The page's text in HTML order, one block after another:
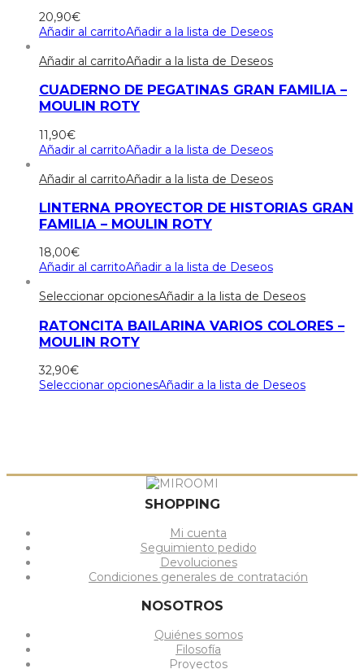
20,90€
Añadir al carritoAñadir a la lista de Deseos
Añadir al carritoAñadir a la lista de Deseos
CUADERNO DE PEGATINAS GRAN FAMILIA –
MOULIN ROTY
11,90€
Añadir al carritoAñadir a la lista de Deseos
Añadir al carritoAñadir a la lista de Deseos
LINTERNA PROYECTOR DE HISTORIAS GRAN
FAMILIA – MOULIN ROTY
18,00€
Añadir al carritoAñadir a la lista de Deseos
Seleccionar opcionesAñadir a la lista de Deseos
RATONCITA BAILARINA VARIOS COLORES –
MOULIN ROTY
32,90€
Seleccionar opcionesAñadir a la lista de Deseos
SHOPPING
Mi cuenta
Seguimiento pedido
Devoluciones
Condiciones generales de contratación
NOSOTROS
Quiénes somos
Filosofía
Proyectos